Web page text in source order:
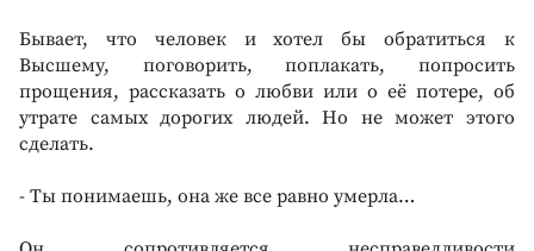
Бывает, что человек и хотел бы обратиться к
Высшему, поговорить, поплакать, попросить
прощения, рассказать о любви или о её потере, об
утрате самых дорогих людей. Но не может этого
сделать.
- Ты понимаешь, она же все равно умерла…